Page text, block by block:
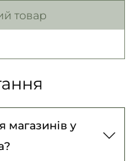
товар
магазинів у